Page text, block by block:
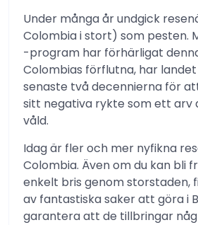
Under många år undgick
Colombia i stort) som pesten.
-program har förhärligat
Colombias förflutna, har
senaste två decennierna för
sitt negativa rykte som ett arv
våld.
Idag är fler och mer nyfikna
Colombia. Även om du kan bli
enkelt bris genom storstaden,
av fantastiska saker att göra i
garantera att de tillbringar